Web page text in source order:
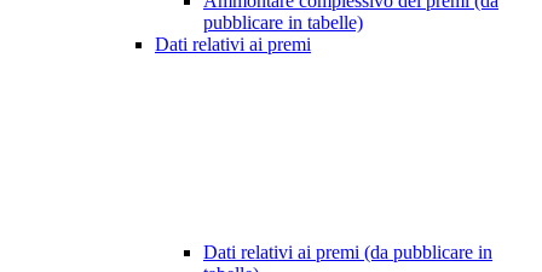
pubblicare in tabelle)
Dati relativi ai premi
Dati relativi ai premi (da pubblicare in